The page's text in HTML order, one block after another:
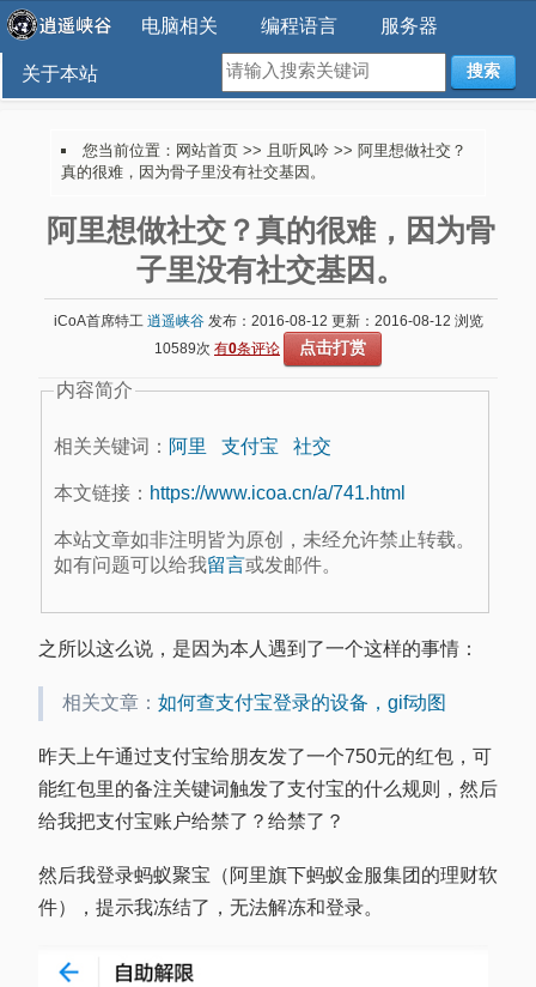
电脑相关 编程语言 服务器
关于本站 搜索
您当前位置： 网站首页 >> 且听风吟 >> 阿里想做社交？
真的很难，因为骨子里没有社交基因。
阿里想做社交？真的很难，因为骨
子里没有社交基因。
iCoA首席特工 逍遥峡谷发布：2016-08-12 更新：2016-08-12 浏览
10589次 有0条评论 点击打赏
内容简介
相关关键词： 阿里 支付宝 社交
本文链接： https://www.icoa.cn/a/741.html
本站文章如非注明皆为原创，未经允许禁止转载。
如有问题可以给我留言或发邮件。
之所以这么说，是因为本人遇到了一个这样的事情：
相关文章： 如何查支付宝登录的设备，gif动图
昨天上午通过支付宝给朋友发了一个750元的红包，可
能红包里的备注关键词触发了支付宝的什么规则，然后
给我把支付宝账户给禁了？给禁了？
然后我登录蚂蚁聚宝（阿里旗下蚂蚁金服集团的理财软
件），提示我冻结了，无法解冻和登录。